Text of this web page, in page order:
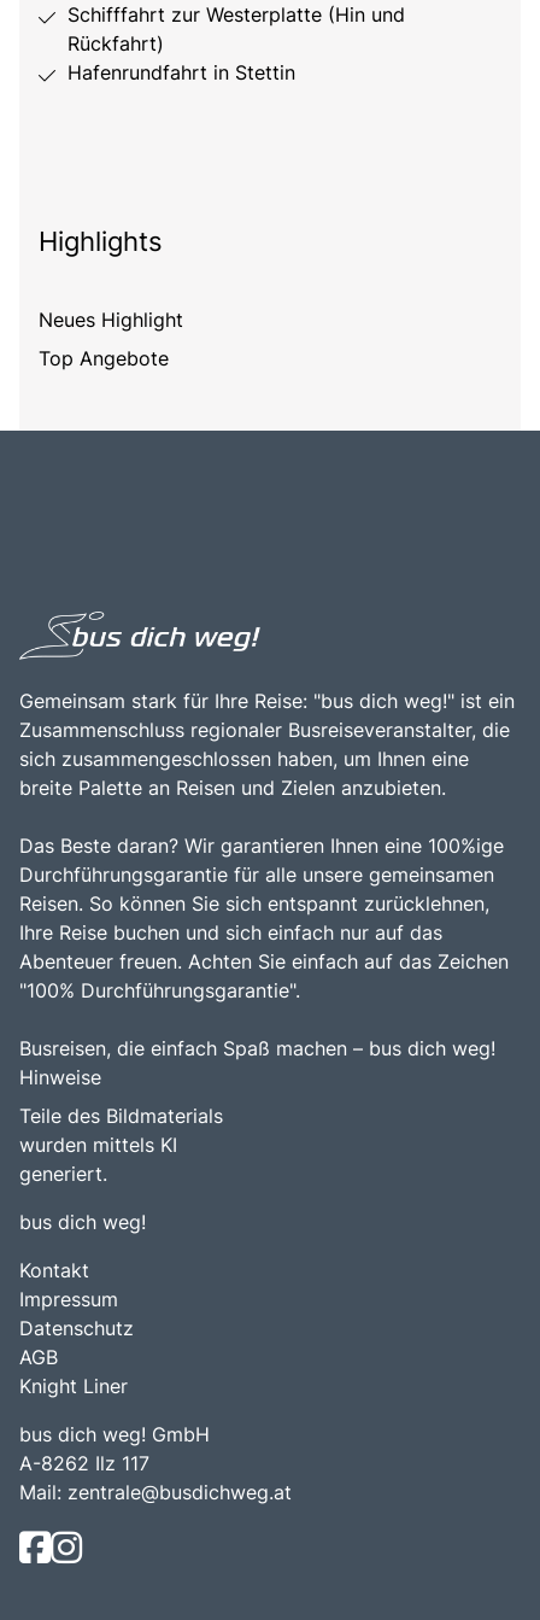
Schifffahrt zur Westerplatte (Hin und
Rückfahrt)
Hafenrundfahrt in Stettin
Highlights
Neues Highlight
Top Angebote
Gemeinsam stark für Ihre Reise: "bus dich weg!" ist ein
Zusammenschluss regionaler Busreiseveranstalter, die
sich zusammengeschlossen haben, um Ihnen eine
breite Palette an Reisen und Zielen anzubieten.
Das Beste daran? Wir garantieren Ihnen eine 100%ige
Durchführungsgarantie für alle unsere gemeinsamen
Reisen. So können Sie sich entspannt zurücklehnen,
Ihre Reise buchen und sich einfach nur auf das
Abenteuer freuen. Achten Sie einfach auf das Zeichen
"100% Durchführungsgarantie".
Busreisen, die einfach Spaß machen – bus dich weg!
Hinweise
Teile des Bildmaterials
wurden mittels KI
generiert.
bus dich weg!
Kontakt
Impressum
Datenschutz
AGB
Knight Liner
bus dich weg! GmbH
A-8262 Ilz 117
Mail: zentrale@busdichweg.at